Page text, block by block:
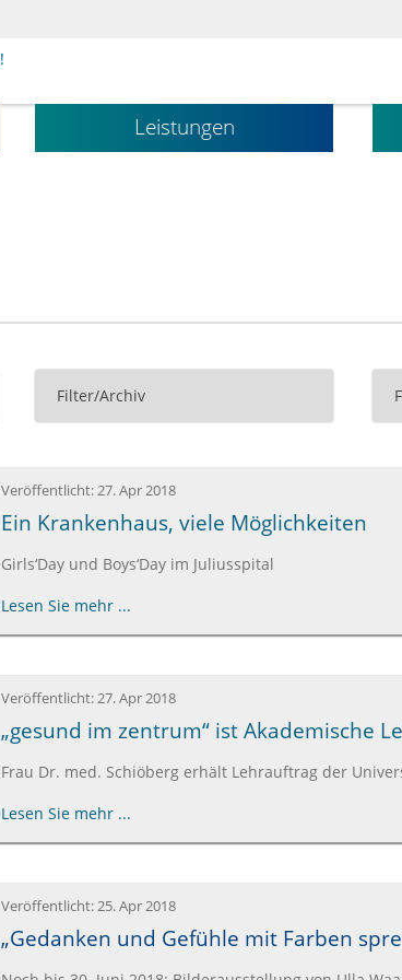
Leistungen
Filter/Archiv
Veröffentlicht:27. Apr 2018
Ein Krankenhaus, viele Möglichkeiten
Girls‘Day und Boys‘Day im Juliusspital
Lesen Sie mehr ...
Veröffentlicht:27. Apr 2018
„gesund im zentrum“ ist Akademische
Frau Dr. med. Schiöberg erhält Lehrauftrag der
Lesen Sie mehr ...
Veröffentlicht:25. Apr 2018
„Gedanken und Gefühle mit Farben